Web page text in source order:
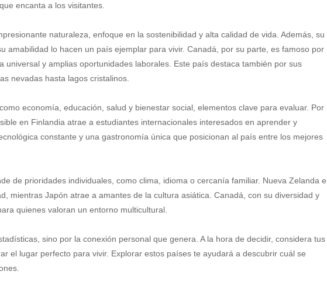
encanta a los visitantes.
naturaleza, enfoque en la sostenibilidad y alta calidad de vida. Además, su
amabilidad lo hacen un país ejemplar para vivir. Canadá, por su parte, es famoso por
universal y amplias oportunidades laborales. Este país destaca también por sus
nevadas hasta lagos cristalinos.
economía, educación, salud y bienestar social, elementos clave para evaluar. Por
en Finlandia atrae a estudiantes internacionales interesados en aprender y
constante y una gastronomía única que posicionan al país entre los mejores
de prioridades individuales, como clima, idioma o cercanía familiar. Nueva Zelanda
mientras Japón atrae a amantes de la cultura asiática. Canadá, con su diversidad y
quienes valoran un entorno multicultural.
sino por la conexión personal que genera. A la hora de decidir, considera tus
el lugar perfecto para vivir. Explorar estos países te ayudará a descubrir cuál se